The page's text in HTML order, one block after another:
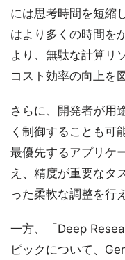
には思考時間を短縮
はより多くの時間を
より、無駄な計算リ
コスト効率の向上を
さらに、開発者が用
く制御することも可
最優先するアプリケ
え、精度が重要なタ
った柔軟な調整を行
一方、「Deep
ピックについて、